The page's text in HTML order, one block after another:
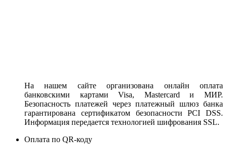
На нашем сайте организована онлайн оплата
банковскими картами Visa, Mastercard и МИР.
Безопасность платежей через платежный шлюз банка
гарантирована сертификатом безопасности PCI DSS.
Информация передается технологией шифрования SSL.
Оплата по QR-коду